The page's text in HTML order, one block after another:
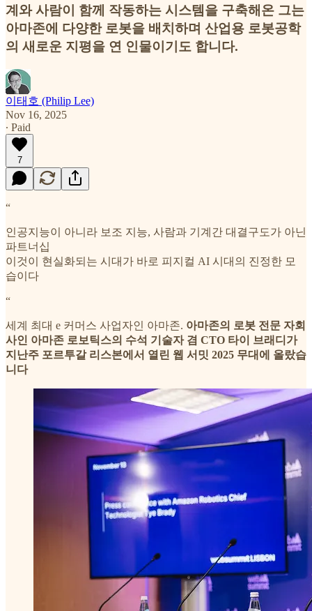
계와 사람이 함께 작동하는 시스템을 구축해온 그는
아마존에 다양한 로봇을 배치하며 산업용 로봇공학
의 새로운 지평을 연 인물이기도 합니다.
이태호 (Philip Lee)
Nov 16, 2025
∙ Paid
7
“
인공지능이 아니라 보조 지능, 사람과 기계간 대결구도가 아닌
파트너십
이것이 현실화되는 시대가 바로 피지컬 AI 시대의 진정한 모
습이다
“
세계 최대 e 커머스 사업자인 아마존. 아마존의 로봇 전문 자회
사인 아마존 로보틱스의 수석 기술자 겸 CTO 타이 브래디가
지난주 포르투갈 리스본에서 열린 웹 서밋 2025 무대에 올랐습
니다